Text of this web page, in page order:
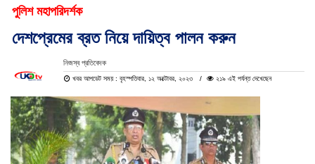
পুলিশ মহাপরিদর্শক
দেশপ্রেমের ব্রত নিয়ে দায়িত্ব পালন করুন
নিজস্ব প্রতিবেদক
খবর আপডেট সময় : বৃহস্পতিবার, ১২ অক্টোবর, ২০২৩ ২১৯ এই পর্যন্ত দেখেছেন